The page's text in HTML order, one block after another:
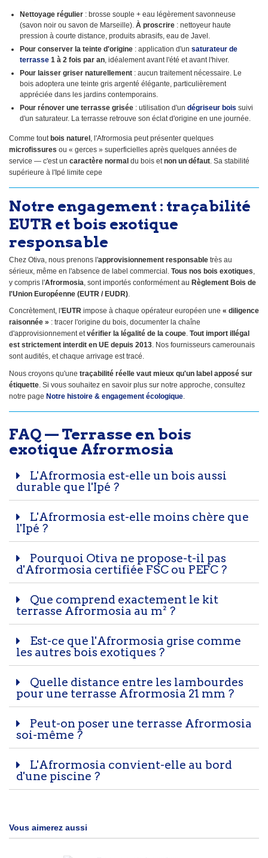
Nettoyage régulier : brosse souple + eau légèrement savonneuse
(savon noir ou savon de Marseille). À proscrire : nettoyeur haute
pression à courte distance, produits abrasifs, eau de Javel.
Pour conserver la teinte d'origine : application d'un saturateur de
terrasse 1 à 2 fois par an, idéalement avant l'été et avant l'hiver.
Pour laisser griser naturellement : aucun traitement nécessaire. Le
bois adoptera une teinte gris argenté élégante, particulièrement
appréciée dans les jardins contemporains.
Pour rénover une terrasse grisée : utilisation d'un dégriseur bois suivi
d'un saturateur. La terrasse retrouve son éclat d'origine en une journée.
Comme tout bois naturel , l'Afrormosia peut présenter quelques
microfissures ou « gerces » superficielles après quelques années de
service — c'est un caractère normal du bois et non un défaut . Sa stabilité
supérieure à l'Ipé limite cepe
Notre engagement : traçabilité
EUTR et bois exotique
responsable
Chez Otiva, nous prenons l'approvisionnement responsable très au
sérieux, même en l'absence de label commercial. Tous nos bois exotiques
y compris l'Afrormosia , sont importés conformément au Règlement Bois de
l'Union Européenne (EUTR / EUDR)
Concrètement, l'EUTR impose à chaque opérateur européen une « diligence
raisonnée » : tracer l'origine du bois, documenter la chaîne
d'approvisionnement etvérifier la légalité de la coupe. Tout import illégal
est strictement interdit en UE depuis 2013. Nos fournisseurs camerounais
sont audités, et chaque arrivage est tracé.
Nous croyons qu'une traçabilité réelle vaut mieux qu'un label apposé sur
étiquette. Si vous souhaitez en savoir plus sur notre approche, consultez
notre page Notre histoire & engagement écologique.
FAQ — Terrasse en bois
exotique Afrormosia
L'Afrormosia est-elle un bois aussi
durable que l'Ipé ?
L'Afrormosia est-elle moins chère que
l'Ipé ?
Pourquoi Otiva ne propose-t-il pas
d'Afrormosia certifiée FSC ou PEFC ?
Que comprend exactement le kit
terrasse Afrormosia au m² ?
Est-ce que l'Afrormosia grise comme
les autres bois exotiques ?
Quelle distance entre les lambourdes
pour une terrasse Afrormosia 21 mm ?
Peut-on poser une terrasse Afrormosia
soi-même ?
L'Afrormosia convient-elle au bord
d'une piscine ?
Vous aimerez aussi